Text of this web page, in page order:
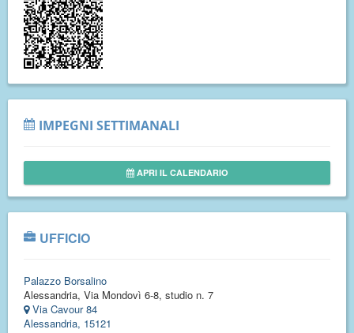
IMPEGNI SETTIMANALI
APRI IL CALENDARIO
UFFICIO
Palazzo Borsalino
Alessandria, Via Mondovì 6-8, studio n. 7
Via Cavour 84
Alessandria, 15121